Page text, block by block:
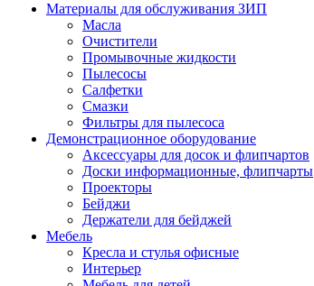
Материалы для обслуживания ЗИП
Масла
Очистители
Промывочные жидкости
Пылесосы
Салфетки
Смазки
Фильтры для пылесоса
Демонстрационное оборудование
Аксессуары для досок и флипчартов
Доски информационные, флипчарты
Проекторы
Бейджи
Держатели для бейджей
Мебель
Кресла и стулья офисные
Интерьер